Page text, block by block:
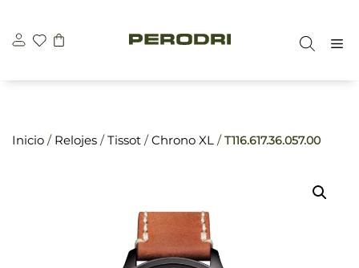
contenido
Inicio / Relojes /Tissot /Chrono XL /T116.617.36.057.00